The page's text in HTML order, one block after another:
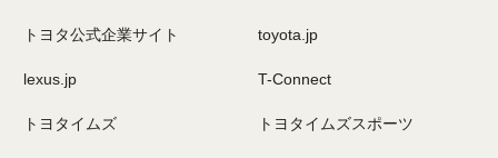
トヨタ公式企業サイト toyota.jp
lexus.jp T-Connect
トヨタイムズ トヨタイムズスポーツ